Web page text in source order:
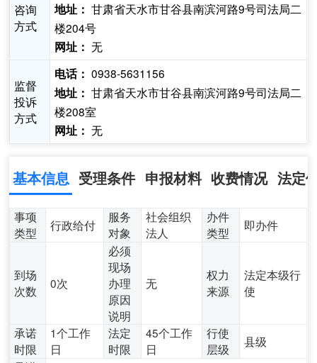
咨询
方式
地址： 甘肃省天水市甘谷县南滨河路9号司法局二
楼204号
网址： 无
监督
投诉
方式
电话： 0938-5631156
地址： 甘肃省天水市甘谷县南滨河路9号司法局二
楼208室
网址： 无
基本信息 受理条件 申报材料 收费情况 法定
事项
类型
行政给付
服务
对象
社会组织
法人
办件
类型
即办件
到场
次数
0次
必须
现场
办理
原因
说明
无
权力
来源
法定本级行
使
承诺
时限
1个工作
日
法定
时限
45个工作
日
行使
层级
县级